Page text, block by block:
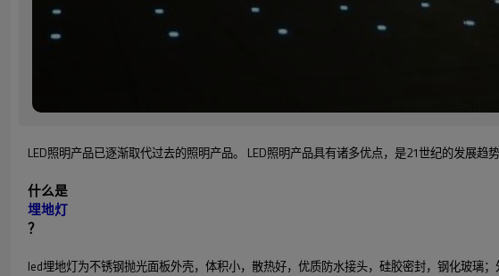
LED照明产品已逐渐取代过去的照明产品。 LED照明产品具有诸多优点，是21世纪的发展
什么是
埋地灯
？
led埋地灯为不锈钢抛光面板外壳，体积小，散热好，优质防水接头，硅胶密封，钢化玻璃